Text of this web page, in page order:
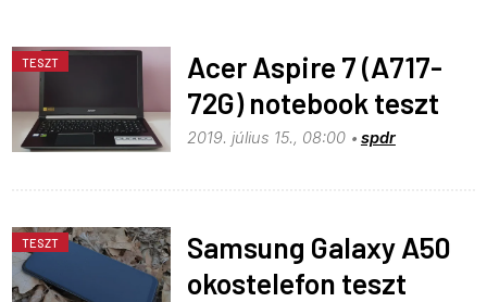
TESZT
Acer Aspire 7 (A717-
72G) notebook teszt
2019. július 15., 08:00 spdr
TESZT
Samsung Galaxy A50
okostelefon teszt